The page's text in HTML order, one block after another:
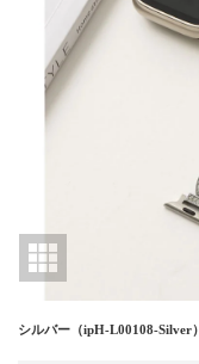
シルバー（ipH-L00108-Silver）